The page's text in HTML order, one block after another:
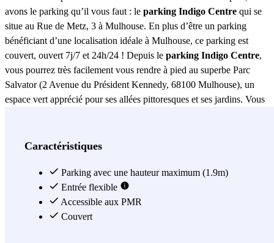
avons le parking qu’il vous faut : le parking Indigo Centre qui se
situe au Rue de Metz, 3 à Mulhouse. En plus d’être un parking
bénéficiant d’une localisation idéale à Mulhouse, ce parking est
couvert, ouvert 7j/7 et 24h/24 ! Depuis le parking Indigo Centre,
vous pourrez très facilement vous rendre à pied au superbe Parc
Salvator (2 Avenue du Président Kennedy, 68100 Mulhouse), un
espace vert apprécié pour ses allées pittoresques et ses jardins. Vous
Schuman, 68100 Mulhouse), le Café des Artistes (28 Rue du
de l’Annonciation, 68100 Mulhouse). Si vous souhaitez déjeuner un
peu plus loin, près du parking Indigo Centre (1 Rue de la
Montagne), vous pourrez vous rendre dans l’un des restaurants
suivants : Le Gastro (12 Rue du Tilleul), Le Petit Parisien (5 Place
Caractéristiques
Parking avec une hauteur maximum (1.9m)
Entrée flexible
Accessible aux PMR
Couvert